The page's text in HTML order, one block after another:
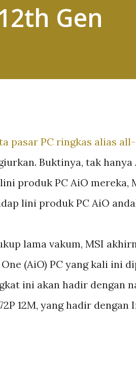
Gen
pasar PC ringkas alias
Buktinya, tak
produk PC AiO mereka,
lini produk PC AiO
lama vakum, MSI
(AiO) PC yang kali ini
ini akan hadir dengan
12M, yang hadir dengan